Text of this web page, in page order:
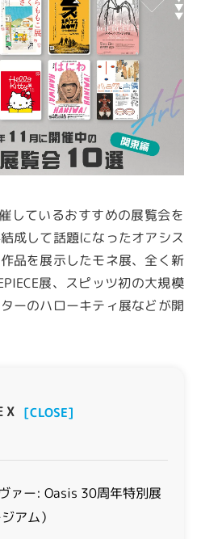
しているおすすめの展覧会を
成して話題になったオアシス
品を展示したモネ展、全く新
展、スピッツ初の大規模
ーのハローキティ展などが開
[CLOSE]
ァー: Oasis 30周年特別展
アム）